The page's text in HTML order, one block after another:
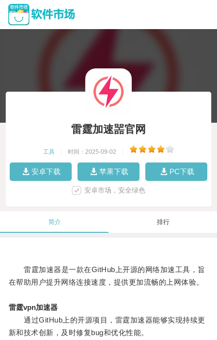
雷霆加速噐官网
工具 时间：2025-09-02
安卓下载 苹果下载 PC下载
安卓市场，安全绿色
简介 排行
雷霆加速器是一款在GitHub上开源的网络加速工具，旨
在帮助用户提升网络连接速度，提供更加流畅的上网体验。
雷霆vpn加速器
通过GitHub上的开源项目，雷霆加速器能够实现持续更
新和技术创新，及时修复bug和优化性能。